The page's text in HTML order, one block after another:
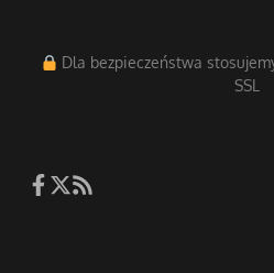
Dla bezpieczeństwa
SSL